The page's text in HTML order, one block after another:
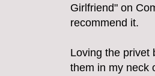
Girlfriend" on
recommend it.
Loving the privet
them in my neck